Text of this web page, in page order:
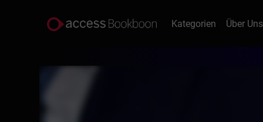
Kategorien Über Uns